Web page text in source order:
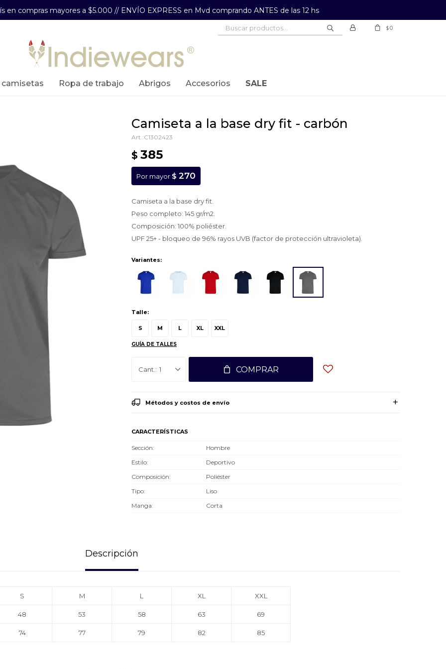
en compras mayores a $5.000 // ENVÍO EXPRESS en Mvd comprando ANTES de las 12 hs
camisetas ropa de trabajo abrigos accesorios SALE
$0
camiseta a la base dry fit - carbón
C1302423
$ 385
Por mayor $ 270
Camiseta a la base dry fit.
Peso completo: 145 gr/m2.
Composición: 100% poliéster.
UPF 25+ - bloqueo de 96% rayos UVB (factor de protección ultravioleta).
Variantes:
Talle:
S M L XL XXL
GUÍA DE TALLES
1 COMPRAR
Métodos y costos de envío
CARACTERÍSTICAS
Sección
Hombre
Estilo
Deportivo
Composición
Poliéster
Tipo
Liso
Manga
Corta
Descripción
S M L XL XXL
48 53 58 63 69
74 77 79 82 85